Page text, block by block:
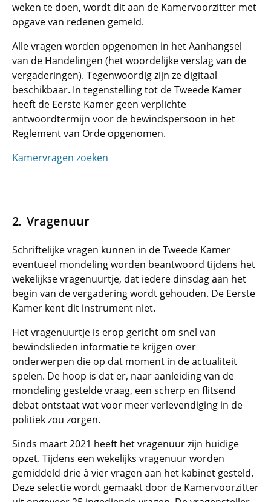
weken te doen, wordt dit aan de Kamervoorzitter met
opgave van redenen gemeld.
Alle vragen worden opgenomen in het Aanhangsel
van de Handelingen (het woordelijke verslag van de
vergaderingen). Tegenwoordig zijn ze digitaal
beschikbaar. In tegenstelling tot de Tweede Kamer
heeft de Eerste Kamer geen verplichte
antwoordtermijn voor de bewindspersoon in het
Reglement van Orde opgenomen.
Kamervragen zoeken
Vragenuur
Schriftelijke vragen kunnen in de Tweede Kamer
eventueel mondeling worden beantwoord tijdens het
wekelijkse vragenuurtje, dat iedere dinsdag aan het
begin van de vergadering wordt gehouden. De Eerste
Kamer kent dit instrument niet.
Het vragenuurtje is erop gericht om snel van
bewindslieden informatie te krijgen over
onderwerpen die op dat moment in de actualiteit
spelen. De hoop is dat er, naar aanleiding van de
mondeling gestelde vraag, een scherp en flitsend
debat ontstaat wat voor meer verlevendiging in de
politiek zou zorgen.
Sinds maart 2021 heeft het vragenuur zijn huidige
opzet. Tijdens een wekelijks vragenuur worden
gemiddeld drie à vier vragen aan het kabinet gesteld.
Deze selectie wordt gemaakt door de Kamervoorzitter